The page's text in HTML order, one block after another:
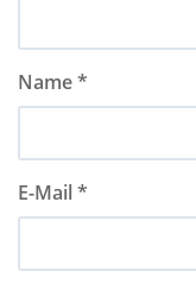
Name *
E-Mail *